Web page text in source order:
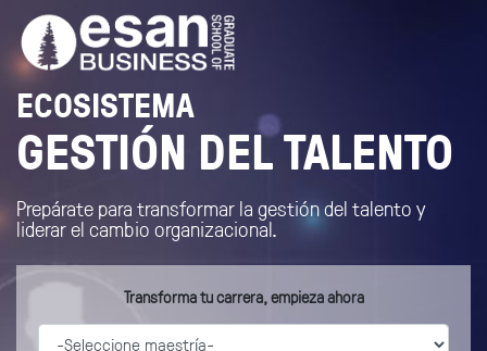
ECOSISTEMA
GESTIÓN DEL TALENTO
Prepárate para transformar la gestión del talento y
liderar el cambio organizacional.
Transforma tu carrera, empieza ahora